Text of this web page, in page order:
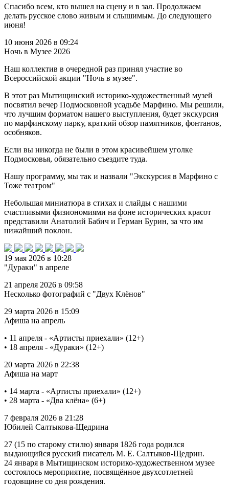
Спасибо всем, кто вышел на сцену и в зал. Продолжаем
делать русское слово живым и слышимым. До следующего
июня!
10 июня 2026 в 09:24
Ночь в Музее 2026
Наш коллектив в очередной раз принял участие во
Всероссийской акции "Ночь в музее".
В этот раз Мытищинский историко-художественный музей
посвятил вечер Подмосковной усадьбе Марфино. Мы решили,
что лучшим форматом нашего выступления, будет экскурсия
по марфинскому парку, краткий обзор памятников, фонтанов,
особняков.
Если вы никогда не были в этом красивейшем уголке
Подмосковья, обязательно съездите туда.
Нашу программу, мы так и назвали "Экскурсия в Марфино с
Тоже театром"
Небольшая миниатюра в стихах и слайды с нашими
счастливыми физиономиями на фоне исторических красот
представили Анатолий Бабич и Герман Бурин, за что им
нижайший поклон.
19 мая 2026 в 10:28
"Дураки" в апреле
21 апреля 2026 в 09:58
Несколько фотографий с "Двух Клёнов"
29 марта 2026 в 15:09
Афиша на апрель
• 11 апреля - «Артисты приехали» (12+)
• 18 апреля - «Дураки» (12+)
20 марта 2026 в 22:38
Афиша на март
• 14 марта - «Артисты приехали» (12+)
• 28 марта - «Два клёна» (6+)
7 февраля 2026 в 21:28
Юбилей Салтыкова-Щедрина
27 (15 по старому стилю) января 1826 года родился
выдающийся русский писатель М. Е. Салтыков-Щедрин.
24 января в Мытищинском историко-художественном музее
состоялось мероприятие, посвящённое двухсотлетней
годовщине со дня рождения.